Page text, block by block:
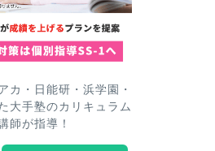
カ・日能研・浜学園・
大手塾のカリキュラム
師が指導！